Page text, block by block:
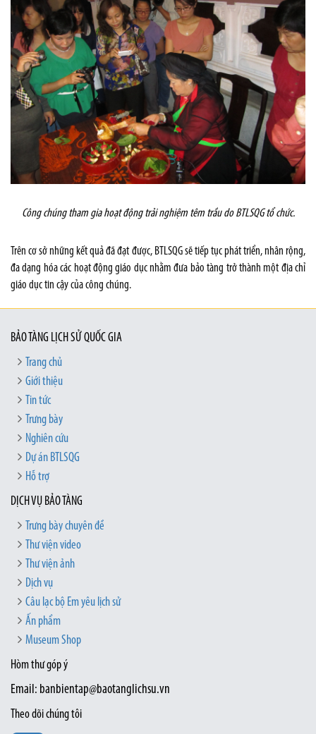
Công chúng tham gia hoạt động trải nghiệm têm trầu do BTLSQG tổ chức.
Trên cơ sở những kết quả đã đạt được, BTLSQG sẽ tiếp tục phát triển, nhân rộng,
đa dạng hóa các hoạt động giáo dục nhằm đưa bảo tàng trở thành một địa chỉ
giáo dục tin cậy của công chúng.
BẢO TÀNG LỊCH SỬ QUỐC GIA
Trang chủ
Giới thiệu
Tin tức
Trưng bày
Nghiên cứu
Dự án BTLSQG
Hỗ trợ
DỊCH VỤ BẢO TÀNG
Trưng bày chuyên đề
Thư viện video
Thư viện ảnh
Dịch vụ
Câu lạc bộ Em yêu lịch sử
Ấn phẩm
Museum Shop
Hòm thư góp ý
Email: banbientap@baotanglichsu.vn
Theo dõi chúng tôi